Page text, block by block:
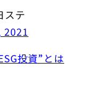
ステ
投資”とは